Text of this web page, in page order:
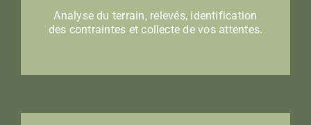
Analyse du terrain, relevés, identification
des contraintes et collecte de vos attentes.